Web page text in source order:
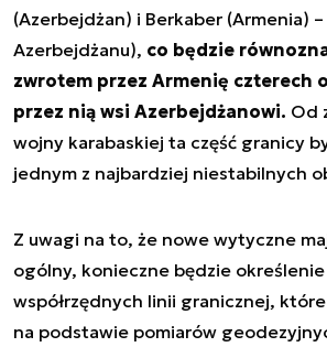
(Azerbejdżan) i Berkaber (Armenia) –
Azerbejdżanu), co będzie
zwrotem przez Armenię czterech
przez nią wsi Azerbejdżanowi. Od
wojny karabaskiej ta część granicy
jednym z najbardziej niestabilnych
Z uwagi na to, że nowe wytyczne
ogólny, konieczne będzie
współrzędnych linii granicznej,
na podstawie pomiarów